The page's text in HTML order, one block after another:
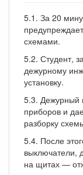
5.1. За 20
схемами.
5.2. Студент,
дежурному
установку.
5.3. Дежурный
приборов и
разборку
5.4. После
выключатели,
на щитах —